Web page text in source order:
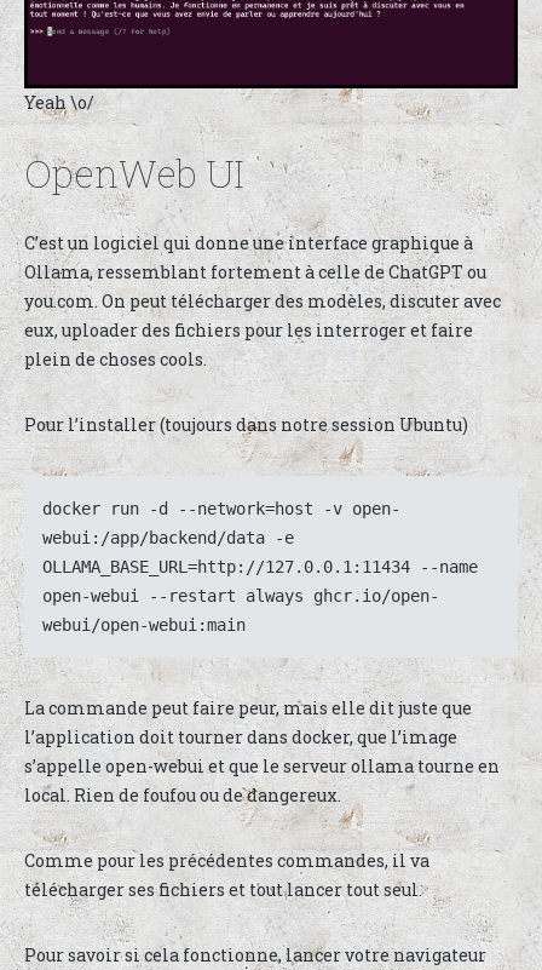
Yeah \o/
OpenWeb UI
C’est un logiciel qui donne une interface graphique à
Ollama, ressemblant fortement à celle de ChatGPT ou
you.com. On peut télécharger des modèles, discuter avec
eux, uploader des fichiers pour les interroger et faire
plein de choses cools.
Pour l’installer (toujours dans notre session Ubuntu)
docker run -d --network=host -v open-
webui:/app/backend/data -e
OLLAMA_BASE_URL=http://127.0.0.1:11434 --name
open-webui --restart always ghcr.io/open-
webui/open-webui:main
La commande peut faire peur, mais elle dit juste que
l’application doit tourner dans docker, que l’image
s’appelle open-webui et que le serveur ollama tourne en
local. Rien de foufou ou de dangereux.
Comme pour les précédentes commandes, il va
télécharger ses fichiers et tout lancer tout seul.
Pour savoir si cela fonctionne, lancer votre navigateur